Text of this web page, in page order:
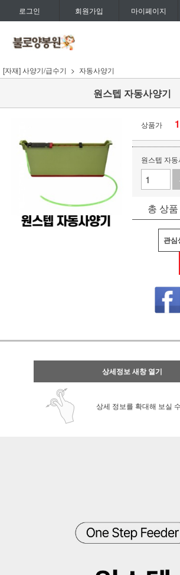
로그인 회원가입 마이페이지
[자재] 사양기/급수기 자동사양기
원스텝 자동사양기
상품가
원스텝 자동
총 상
관심
상세정보 새창 열기
상세 정보를 확대해 보실